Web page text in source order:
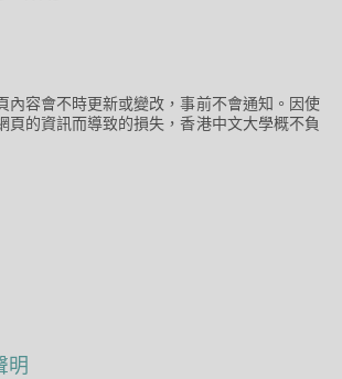
內容會不時更新或變改，事前不會通知。因使
頁的資訊而導致的損失，香港中文大學概不負
明